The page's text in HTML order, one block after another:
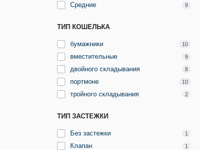
Средние 9
ТИП КОШЕЛЬКА
бумажники 10
вместительные 9
двойного складывания 8
портмоне 10
тройного складывания 2
ТИП ЗАСТЕЖКИ
Без застежки 1
Клапан 1